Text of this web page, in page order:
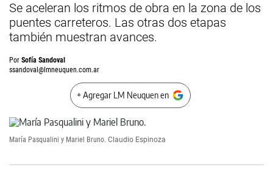
Se aceleran los ritmos de obra en la zona de los
puentes carreteros. Las otras dos etapas
también muestran avances.
Por Sofía Sandoval
ssandoval@lmneuquen.com.ar
+ Agregar LM Neuquen en
María Pasqualini y Mariel Bruno. Claudio Espinoza